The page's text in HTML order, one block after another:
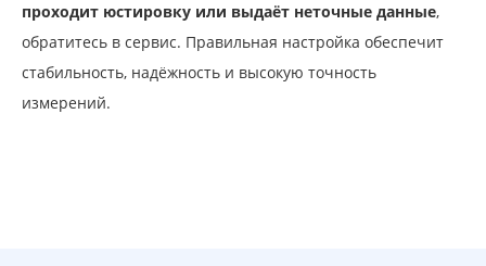
проходит юстировку или выдаёт неточные данные,
обратитесь в сервис. Правильная настройка обеспечит
стабильность, надёжность и высокую точность
измерений.